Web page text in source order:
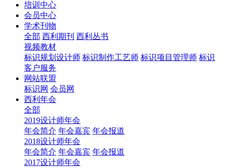
培训中心
会员中心
学术刊物
全部 西利期刊 西利丛书
视频教材
标识规划设计师 标识制作工艺师 标识项目管理师 标识
客户服务
网站联盟
标识网 会员网
西利年会
全部
2019设计师年会
年会简介 年会嘉宾 年会报道
2018设计师年会
年会简介 年会嘉宾 年会报道
2017设计师年会